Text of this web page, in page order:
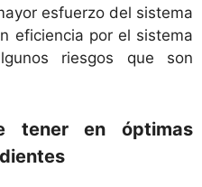
esfuerzo del sistema
eficiencia por el sistema
riesgos que son
tener en óptimas